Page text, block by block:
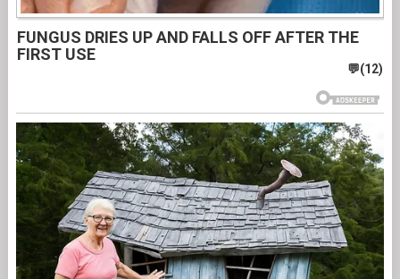
FUNGUS DRIES UP AND FALLS OFF AFTER THE
FIRST USE